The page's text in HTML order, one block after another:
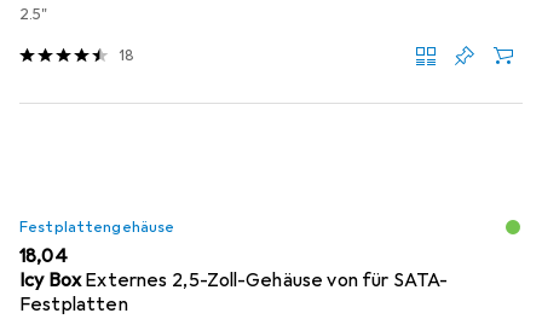
2.5"
18
Festplattengehäuse
EUR
18,04
Icy BoxExternes 2,5-Zoll-Gehäuse von für SATA-
Festplatten